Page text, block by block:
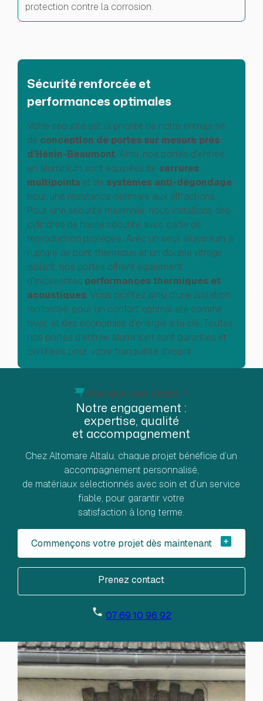
protection contre la corrosion.
Sécurité renforcée et
performances optimales
Votre sécurité est la priorité de notre entreprise
de conception de portes sur mesure près
d’Hénin-Beaumont. Ainsi, nos portes d'entrée
en aluminium sont équipées de serrures
multipointset de systèmes anti-dégondage
pour une résistance optimale aux effractions.
Pour une sécurité maximale, nous installons des
cylindres de haute sécurité avec carte de
reproduction protégée. Avec un seuil aluminium à
rupture de pont thermique et un double vitrage
isolant, nos portes offrent également
d'excellentes performances thermiques et
acoustiques. Vous profitez ainsi d'une isolation
renforcée, pour un confort optimal été comme
hiver, et des économies d'énergie à la clé. Toutes
nos portes d'entrée aluminium sont garanties et
certifiées pour votre tranquillité d'esprit.
Pourquoi nous choisir ?
Notre engagement :
expertise, qualité
et accompagnement
Chez Altomare Altalu, chaque projet bénéficie d’un
accompagnement personnalisé,
de matériaux sélectionnés avec soin et d’un service
fiable, pour garantir votre
satisfaction à long terme.
Commençons votre projet dès maintenant
Prenez contact
07 69 10 96 92